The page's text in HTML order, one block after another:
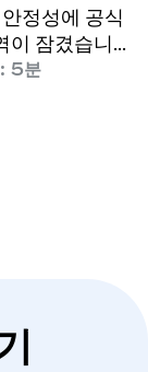
정성에 공식
이 잠겼습니
17을 타
있습니다.
5분